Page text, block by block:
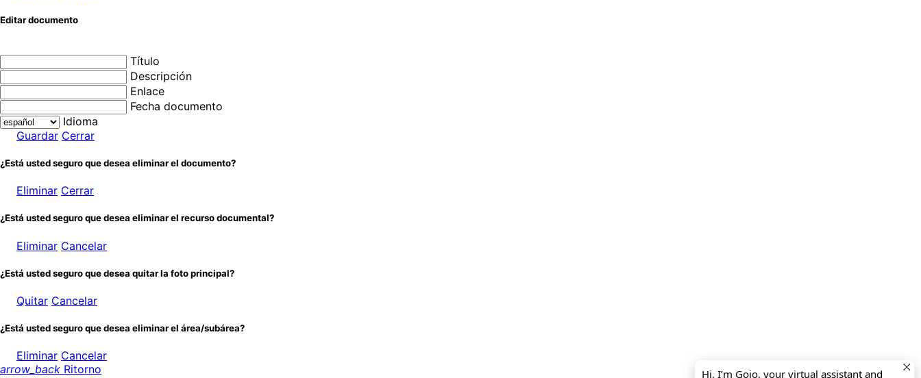
Hi, I’m Goio, your virtual assistant and
Editar documento
Título
Descripción
Enlace
Fecha documento
Idioma
Guardar Cerrar
¿Está usted seguro que desea eliminar el documento?
Eliminar Cerrar
¿Está usted seguro que desea eliminar el recurso documental?
Eliminar Cancelar
¿Está usted seguro que desea quitar la foto principal?
Quitar Cancelar
¿Está usted seguro que desea eliminar el área/subárea?
Eliminar Cancelar
arrow_back Ritorno